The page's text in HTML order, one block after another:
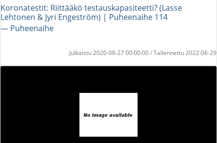
Koronatestit: Riittääkö testauskapasiteetti? (Lasse
Lehtonen & Jyri Engeström) | Puheenaihe 114
― Puheenaihe
Julkaistu 2020-08-27 00:00:00 / Tallennettu 2022-06-29